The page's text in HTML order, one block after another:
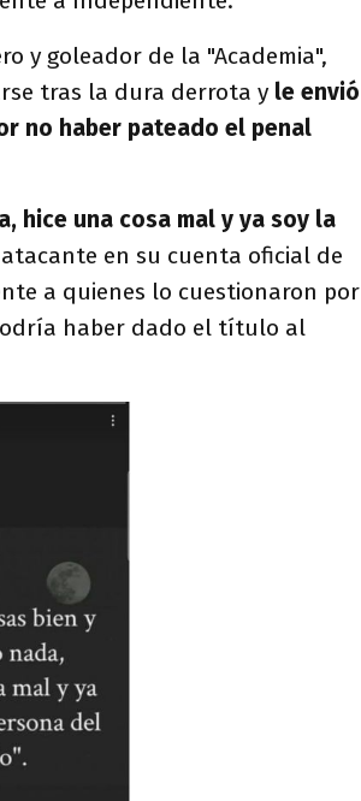
y goleador de la "Academia",
tras la dura derrota y le envió
no haber pateado el penal
hice una cosa mal y ya soy la
en su cuenta oficial de
a quienes lo cuestionaron por
haber dado el título al